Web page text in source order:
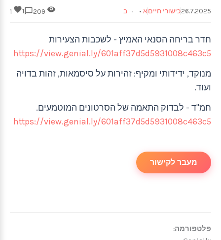
26.7.2025כישורי חייםא • ב 1
חדר בריחה הסנאי האמיץ - לשכבות הצעירות
https://view.genial.ly/601aff37d5d5931008c463c5
מנוקד, ידידותי ומקיף: זהירות על סיסמאות, זהות בדויה
ועוד.
חמ"ד - לבדוק התאמה של הסרטונים המוטמעים.
https://view.genial.ly/601aff37d5d5931008c463c5
מעבר לקישור
פלטפורמה: